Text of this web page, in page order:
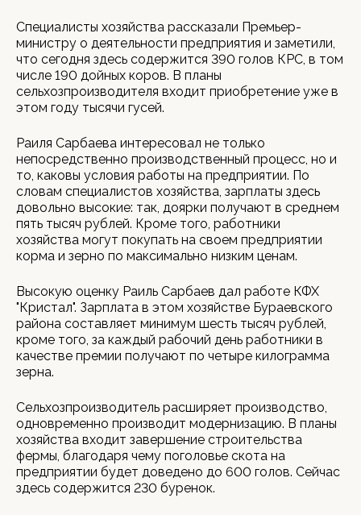
Специалисты хозяйства рассказали Премьер-
министру о деятельности предприятия и заметили,
что сегодня здесь содержится 390 голов КРС, в том
числе 190 дойных коров. В планы
сельхозпроизводителя входит приобретение уже в
этом году тысячи гусей.
Раиля Сарбаева интересовал не только
непосредственно производственный процесс, но и
то, каковы условия работы на предприятии. По
словам специалистов хозяйства, зарплаты здесь
довольно высокие: так, доярки получают в среднем
пять тысяч рублей. Кроме того, работники
хозяйства могут покупать на своем предприятии
корма и зерно по максимально низким ценам.
Высокую оценку Раиль Сарбаев дал работе КФХ
"Кристал". Зарплата в этом хозяйстве Бураевского
района составляет минимум шесть тысяч рублей,
кроме того, за каждый рабочий день работники в
качестве премии получают по четыре килограмма
зерна.
Сельхозпроизводитель расширяет производство,
одновременно производит модернизацию. В планы
хозяйства входит завершение строительства
фермы, благодаря чему поголовье скота на
предприятии будет доведено до 600 голов. Сейчас
здесь содержится 230 буренок.